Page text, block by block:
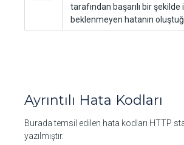
tarafından başarılı bir
beklenmeyen hatanın
Ayrıntılı Hata Kodları
Burada temsil edilen hata kodları HTTP
yazılmıştır.